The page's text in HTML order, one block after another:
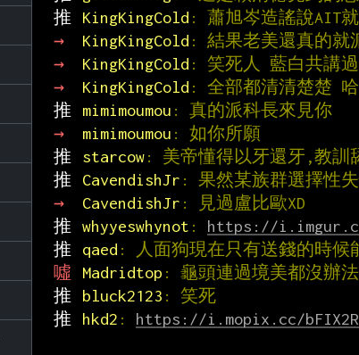
推
KingKingCold : 蕭旭岑造謠說AIT
→
KingKingCold : 結果老美還真的就
→
KingKingCold : 笑死人 藍白共講
→
KingKingCold : 全部都清清楚楚
推
mimimoumou : 真的派科長來見你
→
mimimoumou : 如你所願
推
starcow: 美帝懂得以牙還牙,教訓
推
CavendishJr : 果然某族群選擇性
→
CavendishJr : 見過盧比歐XD
推 whyyeswhynot : https://
推
qaed : 人面狗現在只有送錢的時候
噓
Madridtop : 龜頭連過境美都沒辦
推
bluck2123 : 笑死
推
hkd2 : https://i.mopix.cc/